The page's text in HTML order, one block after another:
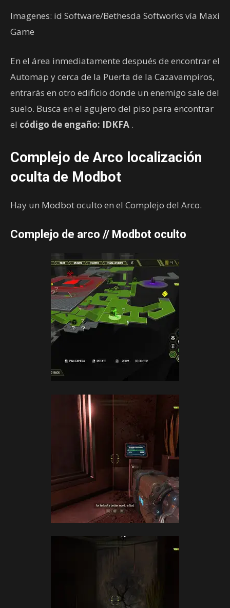
Imagenes: id Software/Bethesda Softworks vía Maxi
Game
En el área inmediatamente después de encontrar el
Automap y cerca de la Puerta de la Cazavampiros,
entrarás en otro edificio donde un enemigo sale del
suelo. Busca en el agujero del piso para encontrar
el código de engaño: IDKFA .
Complejo de Arco localización
oculta de Modbot
Hay un Modbot oculto en el Complejo del Arco.
Complejo de arco // Modbot oculto